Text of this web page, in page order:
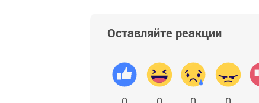
Оставляйте реакции